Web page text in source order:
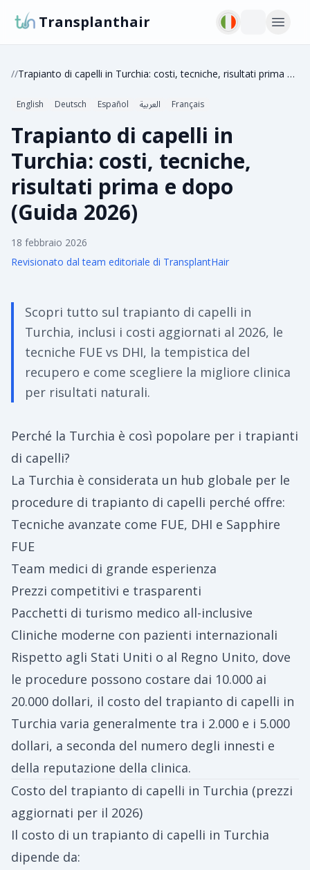
Transplanthair
// Trapianto di capelli in Turchia: costi, tecniche, risultati prima e dopo (Guida 2026)
English Deutsch Español العربية Français
Trapianto di capelli in
Turchia: costi, tecniche,
risultati prima e dopo
(Guida 2026)
18 febbraio 2026
Revisionato dal team editoriale di TransplantHair
Scopri tutto sul trapianto di capelli in
Turchia, inclusi i costi aggiornati al 2026, le
tecniche FUE vs DHI, la tempistica del
recupero e come scegliere la migliore clinica
per risultati naturali.
Perché la Turchia è così popolare per i trapianti
di capelli?
La Turchia è considerata un hub globale per le
procedure di trapianto di capelli perché offre:
Tecniche avanzate come FUE, DHI e Sapphire
FUE
Team medici di grande esperienza
Prezzi competitivi e trasparenti
Pacchetti di turismo medico all-inclusive
Cliniche moderne con pazienti internazionali
Rispetto agli Stati Uniti o al Regno Unito, dove
le procedure possono costare dai 10.000 ai
20.000 dollari, il costo del trapianto di capelli in
Turchia varia generalmente tra i 2.000 e i 5.000
dollari, a seconda del numero degli innesti e
della reputazione della clinica.
Costo del trapianto di capelli in Turchia (prezzi
aggiornati per il 2026)
Il costo di un trapianto di capelli in Turchia
dipende da: